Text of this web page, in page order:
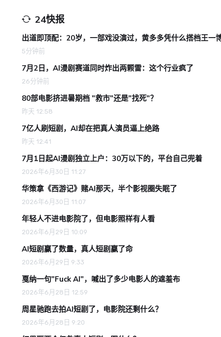
24快报
出道即顶配：20岁，一部戏没演过，黄多多凭什么搭档王一
5分钟前
7月2日，AI漫剧赛道同时炸出两颗雷：这个行业疯了
26分钟前
80部电影挤进暑期档 "救市"还是"找死"？
昨天 12:58
7亿人刷短剧，AI却在把真人演员逼上绝路
昨天 12:41
7月1日起AI漫剧独立上户：30万以下的，平台自己兜着
2026年6月30日 11:27
华策拿《西游记》赌AI那天，半个影视圈失眠了
2026年6月30日 11:07
年轻人不进电影院了，但电影照样有人看
2026年6月29日 10:09
AI短剧赢了数量，真人短剧赢了命
2026年6月29日 9:33
戛纳一句"Fuck AI"，喊出了多少电影人的遮羞布
2026年6月28日 12:59
周星驰跑去拍AI短剧了，电影院还剩什么？
2026年6月28日 9:20